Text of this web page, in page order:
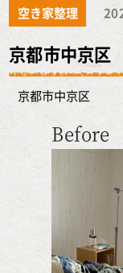
空き家整理
京都市中京
京都市中京区
Before